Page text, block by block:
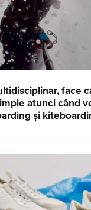
face
atunci când
și